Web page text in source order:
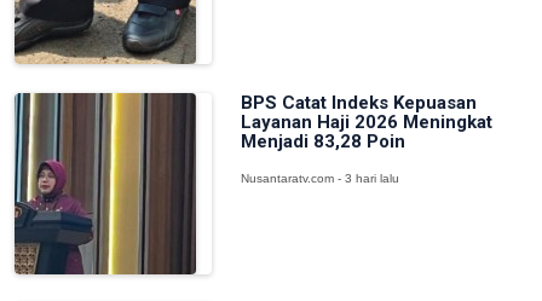
BPS Catat Indeks Kepuasan
Layanan Haji 2026 Meningkat
Menjadi 83,28 Poin
Nusantaratv.com - 3 hari lalu